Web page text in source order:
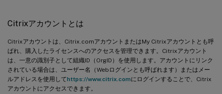
Citrixアカウントとは
Citrixアカウントは、Citrix.comアカウントまたはMy Citrixアカウントとも呼
ばれ、購入したライセンスへのアクセスを管理できます。Citrixアカウント
は、一意の識別子として組織ID（OrgID）を使用します。アカウントにリンク
されている場合は、ユーザー名（Webログインとも呼ばれます）またはメー
ルアドレスを使用してhttps://www.citrix.comにログインすることで、Citrix
アカウントにアクセスできます。